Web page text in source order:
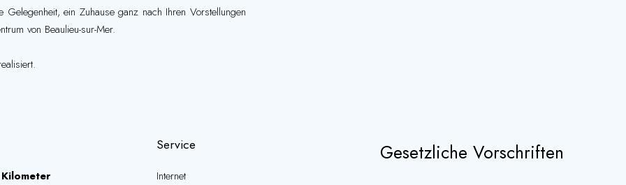
ein Zuhause ganz nach Ihren Vorstellungen
von Beaulieu-sur-Mer.
Service
Internet
Gesetzliche Vorschriften